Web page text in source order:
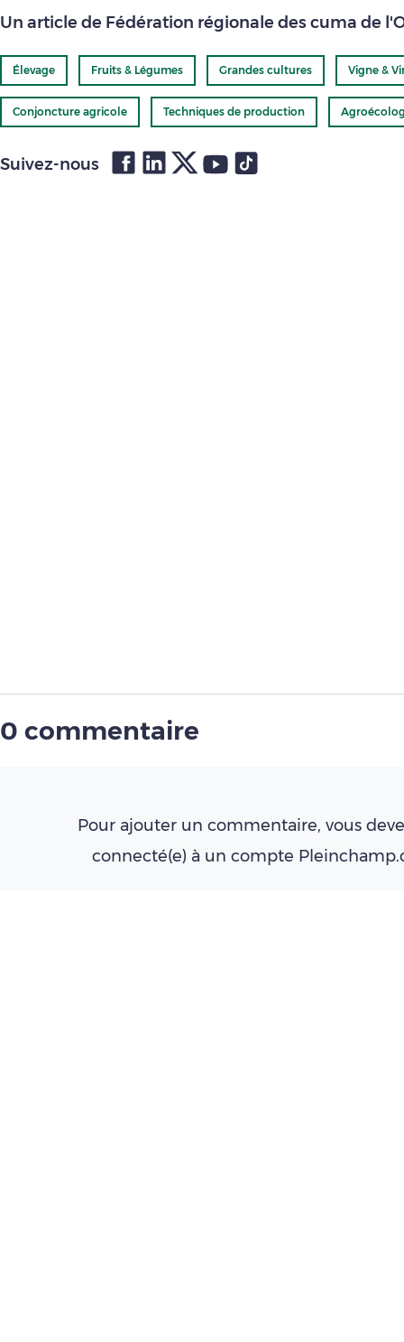
Un article de Fédération régionale des cuma de
Élevage Fruits & Légumes Grandes cultures Vigne &
Conjoncture agricole Techniques de production
Suivez-nous
0 commentaire
Pour ajouter un commentaire, vous
connecté(e) à un compte